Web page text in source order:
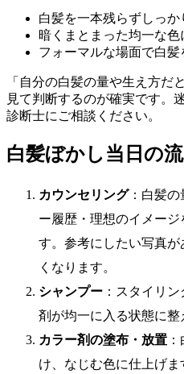
白髪を一本残らずしっか
暗くまとまった均一な色
フォーマルな場面で白髪
「自分の白髪の量や生え方だ
見て判断するのが確実です。
診断士にご相談ください。
白髪ぼかし当日の
カウンセリング：白髪の
ー履歴・理想のイメー
す。参考にしたい写真
くなります。
シャンプー ：スタイリ
剤が均一に入る状態に整
カラー剤の塗布・放置
け、なじむ色に仕上げま